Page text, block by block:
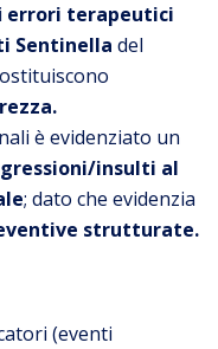
errori terapeutici
Sentinella del
è evidenziato un
insulti al
; dato che evidenzia
strutturate.
(eventi